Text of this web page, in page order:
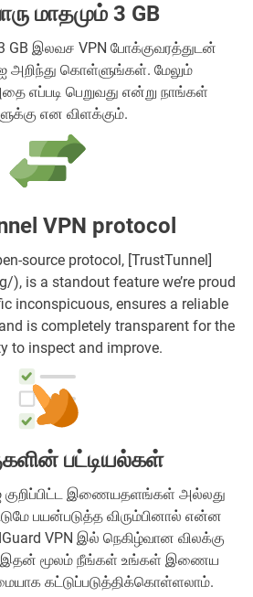
மாதமும் 3 GB
GB இலவச VPN போக்குவரத்துடன்
அறிந்து கொள்ளுங்கள். மேலும்
எப்படி பெறுவது என்று நாங்கள்
என விளக்கும்.
VPN protocol
source protocol, [TrustTunnel]
), is a standout feature we’re proud
inconspicuous, ensures a reliable
is completely transparent for the
to inspect and improve.
பட்டியல்கள்
இணையதளங்கள் அல்லது
பயன்படுத்த விரும்பினால் என்ன
VPN இல் நெகிழ்வான விலக்கு
இதன் மூலம் நீங்கள் உங்கள் இணைய
கட்டுப்படுத்திக்கொள்ளலாம்.